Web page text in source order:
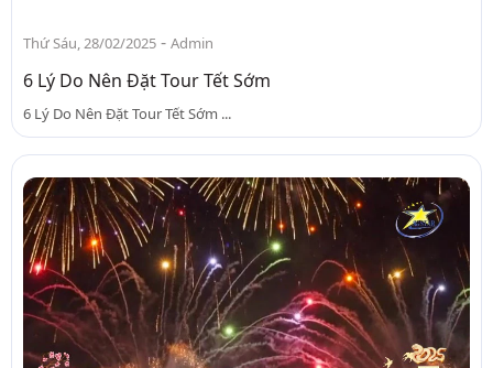
Thứ Sáu, 28/02/2025 - Admin
6 Lý Do Nên Đặt Tour Tết Sớm
6 Lý Do Nên Đặt Tour Tết Sớm ...